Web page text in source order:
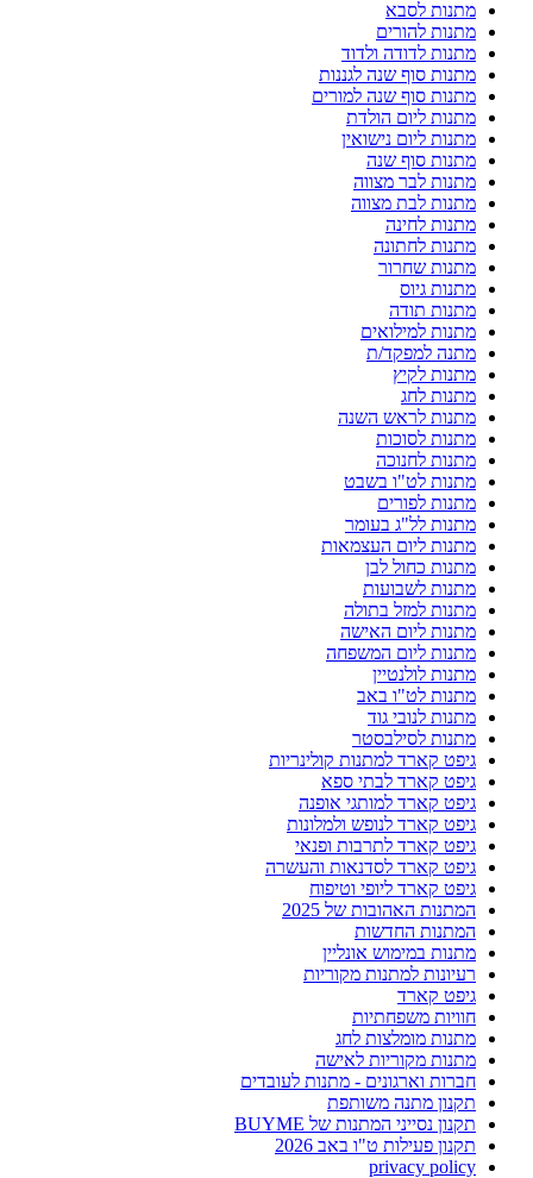
מתנות לסבא
מתנות להורים
מתנות לדודה ולדוד
מתנות סוף שנה לגננות
מתנות סוף שנה למורים
מתנות ליום הולדת
מתנות ליום נישואין
מתנות סוף שנה
מתנות לבר מצווה
מתנות לבת מצווה
מתנות לחינה
מתנות לחתונה
מתנות שחרור
מתנות גיוס
מתנות תודה
מתנות למילואים
מתנה למפקד/ת
מתנות לקיץ
מתנות לחג
מתנות לראש השנה
מתנות לסוכות
מתנות לחנוכה
מתנות לט"ו בשבט
מתנות לפורים
מתנות לל"ג בעומר
מתנות ליום העצמאות
מתנות כחול לבן
מתנות לשבועות
מתנות למזל בתולה
מתנות ליום האישה
מתנות ליום המשפחה
מתנות לולנטיין
מתנות לט"ו באב
מתנות לנובי גוד
מתנות לסילבסטר
גיפט קארד למתנות קולינריות
גיפט קארד לבתי ספא
גיפט קארד למותגי אופנה
גיפט קארד לנופש ולמלונות
גיפט קארד לתרבות ופנאי
גיפט קארד לסדנאות והעשרה
גיפט קארד ליופי וטיפוח
המתנות האהובות של 2025
המתנות החדשות
מתנות במימוש אונליין
רעיונות למתנות מקוריות
גיפט קארד
חוויות משפחתיות
מתנות מומלצות לחג
מתנות מקוריות לאישה
חברות וארגונים - מתנות לעובדים
תקנון מתנה משותפת
תקנון נסייני המתנות של BUYME
תקנון פעילות ט"ו באב 2026
privacy policy